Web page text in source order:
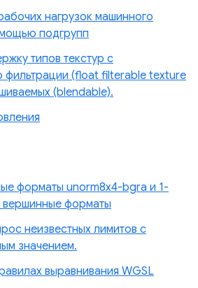
нагрузок машинного
подгрупп
типов текстур с
фильтрации (float filterable texture
(blendable).
форматы unorm8x4-bgra и 1-
вершинные форматы
неизвестных лимитов с
значением.
выравнивания WGSL